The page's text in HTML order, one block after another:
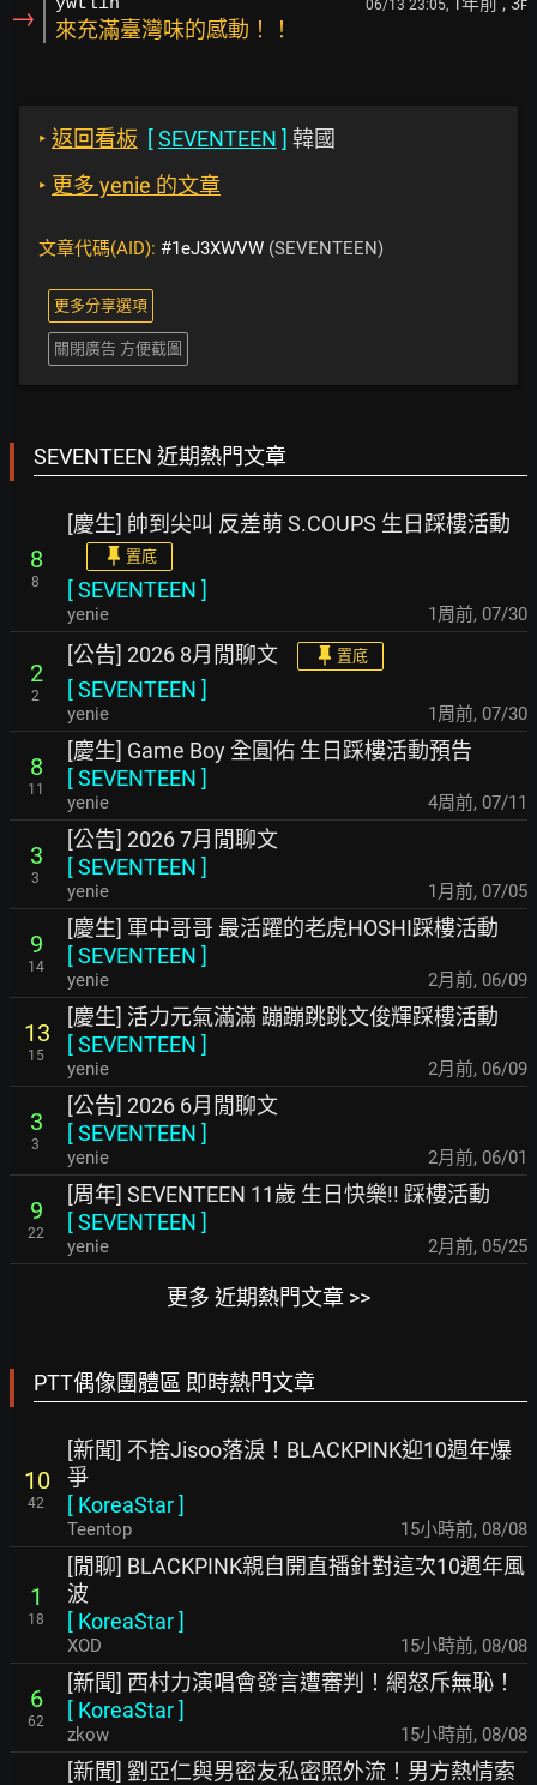
→ ywtlin 06/13 23:05, F
來充滿臺灣味的感動！！
‣ 返回看板 [SEVENTEEN ] 韓國
‣ 更多 yenie 的文章
文章代碼(AID): #1eJ3XWVW (SEVENTEEN)
更多分享選項
關閉廣告 方便截圖
SEVENTEEN 近期熱門文章
8
8
[慶生] 帥到尖叫 反差萌 S.COUPS 生日踩樓活動
置底
[SEVENTEEN ]
yenie 1周前, 07/30
2
2
[公告] 2026 8月閒聊文 置底
[SEVENTEEN ]
yenie 1周前, 07/30
8
11
[慶生] Game Boy 全圓佑 生日踩樓活動預告
[SEVENTEEN ]
yenie 4周前, 07/11
3
3
[公告] 2026 7月閒聊文
[SEVENTEEN ]
yenie 1月前, 07/05
9
14
[慶生] 軍中哥哥 最活躍的老虎HOSHI踩樓活動
[SEVENTEEN ]
yenie 2月前, 06/09
13
15
[慶生] 活力元氣滿滿 蹦蹦跳跳文俊輝踩樓活動
[SEVENTEEN ]
yenie 2月前, 06/09
3
3
[公告] 2026 6月閒聊文
[SEVENTEEN ]
yenie 2月前, 06/01
9
22
[周年] SEVENTEEN 11歲 生日快樂!! 踩樓活動
[SEVENTEEN ]
yenie 2月前, 05/25
更多 近期熱門文章 >>
PTT偶像團體區 即時熱門文章
10
42
[新聞] 不捨Jisoo落淚！BLACKPINK迎10週年爆
爭
[ KoreaStar]
Teentop 15小時前, 08/08
1
18
[閒聊] BLACKPINK親自開直播針對這次10週年風
波
[ KoreaStar]
XOD 15小時前, 08/08
6
62
[新聞] 西村力演唱會發言遭審判！網怒斥無恥！
[ KoreaStar]
zkow 15小時前, 08/08
[新聞] 劉亞仁與男密友私密照外流！男方熱情索